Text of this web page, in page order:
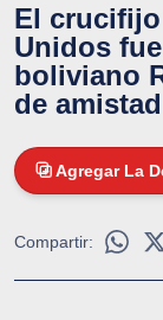
El
Unidos
boliviano
de
Agregar La
Compartir: